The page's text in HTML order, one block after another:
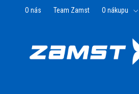
O nás Team Zamst O nákupu